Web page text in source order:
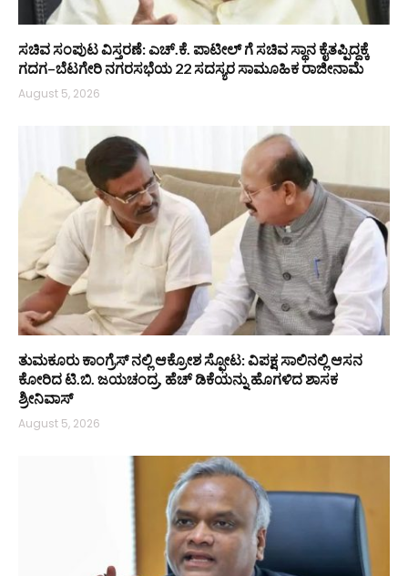
ಸಚಿವ ಸಂಪುಟ ವಿಸ್ತರಣೆ: ಎಚ್.ಕೆ. ಪಾಟೀಲ್ ಗೆ ಸಚಿವ ಸ್ಥಾನ ಕೈತಪ್ಪಿದ್ದಕ್ಕೆ
ಗದಗ–ಬೆಟಗೇರಿ ನಗರಸಭೆಯ 22 ಸದಸ್ಯರ ಸಾಮೂಹಿಕ ರಾಜೀನಾಮೆ
August 5, 2026
ತುಮಕೂರು ಕಾಂಗ್ರೆಸ್ ನಲ್ಲಿ ಆಕ್ರೋಶ ಸ್ಫೋಟ: ವಿಪಕ್ಷ ಸಾಲಿನಲ್ಲಿ ಆಸನ
ಕೋರಿದ ಟಿ.ಬಿ. ಜಯಚಂದ್ರ, ಹೆಚ್ ಡಿಕೆಯನ್ನು ಹೊಗಳಿದ ಶಾಸಕ
ಶ್ರೀನಿವಾಸ್
August 5, 2026